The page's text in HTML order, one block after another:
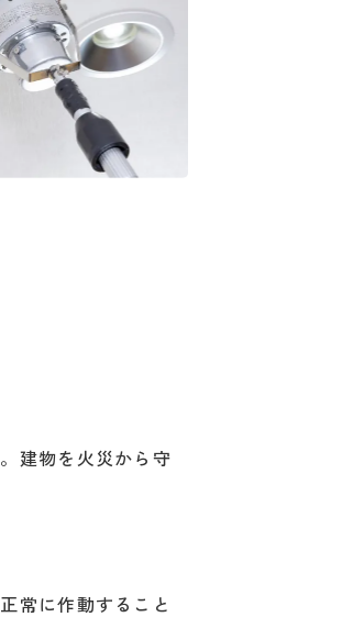
建物を火災から守
常に作動すること